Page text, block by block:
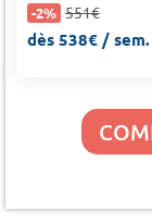
-2% 551€
dès 538€ / sem.